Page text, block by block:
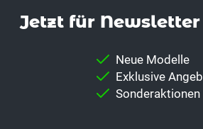
Jetzt für
Neue Modelle
Exklusive
Sonderaktionen